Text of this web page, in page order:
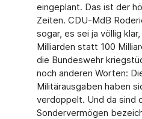
eingeplant. Das ist der
Zeiten. CDU-MdB
sogar, es sei ja völlig
Milliarden statt 100
die Bundeswehr
noch anderen Worten:
Militärausgaben haben
verdoppelt. Und da sind
Sondervermögen